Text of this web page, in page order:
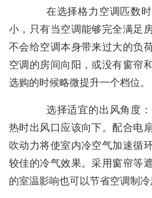
在选择格力空调匹数时
小，只有当空调能够完全满足
不会给空调本身带来过大的负
空调的房间向阳，或没有窗帘
选购的时候略微提升一个档位。
选择适宜的出风角度：
热时出风口应该向下。配合电
吹动力将使室内冷空气加速循
较佳的冷气效果。采用窗帘等
的室温影响也可以节省空调制冷